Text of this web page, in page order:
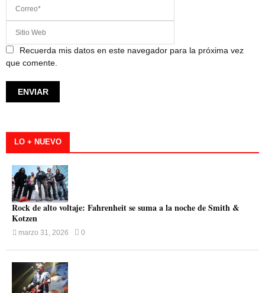
Recuerda mis datos en este navegador para la próxima vez
que comente.
LO + NUEVO
Rock de alto voltaje: Fahrenheit se suma a la noche de Smith &
Kotzen
marzo 31, 2026 0